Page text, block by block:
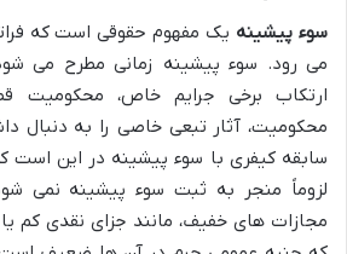
سوء پیشینه یک مفهوم حقوقی است که
می رود. سوء پیشینه زمانی مطرح می
ارتکاب برخی جرایم خاص، محکومیت
محکومیت، آثار تبعی خاصی را به دنبال
سابقه کیفری با سوء پیشینه در این است
لزوماً منجر به ثبت سوء پیشینه نمی
مجازات های خفیف، مانند جزای نقدی کم